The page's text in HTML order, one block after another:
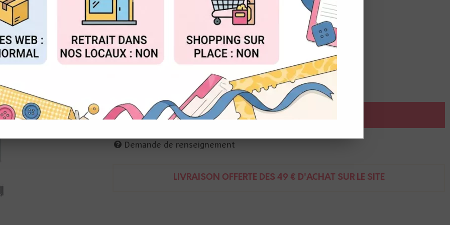
Réf. :CCL-FR-CD835
Studio Light
matrices de découpe pour créer 2 palmiers
env. 10 et 15 cm
AJOUTER AU PANIER
Demande de renseignement
LIVRAISON OFFERTE DÈS 49 € D'ACHAT SUR LE SITE
ACCEPTER TOUT